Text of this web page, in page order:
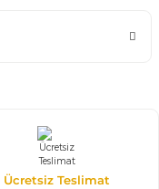
Ücretsiz Teslimat